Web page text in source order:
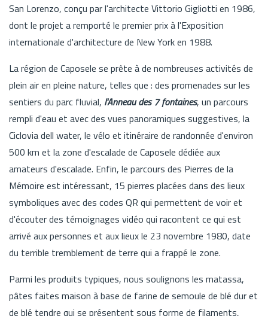
San Lorenzo, conçu par l'architecte Vittorio Gigliotti en 1986,
dont le projet a remporté le premier prix à l'Exposition
internationale d'architecture de New York en 1988.
La région de Caposele se prête à de nombreuses activités de
plein air en pleine nature, telles que : des promenades sur les
sentiers du parc fluvial, l'Anneau des 7 fontaines, un parcours
rempli d'eau et avec des vues panoramiques suggestives, la
Ciclovia dell water, le vélo et itinéraire de randonnée d'environ
500 km et la zone d'escalade de Caposele dédiée aux
amateurs d'escalade. Enfin, le parcours des Pierres de la
Mémoire est intéressant, 15 pierres placées dans des lieux
symboliques avec des codes QR qui permettent de voir et
d'écouter des témoignages vidéo qui racontent ce qui est
arrivé aux personnes et aux lieux le 23 novembre 1980, date
du terrible tremblement de terre qui a frappé le zone.
Parmi les produits typiques, nous soulignons les matassa,
pâtes faites maison à base de farine de semoule de blé dur et
de blé tendre qui se présentent sous forme de filaments,